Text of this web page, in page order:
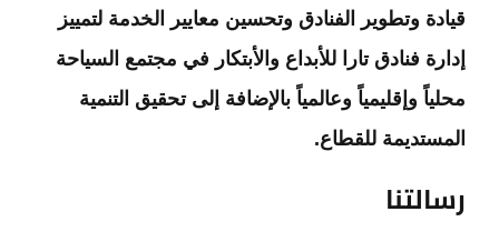
قيادة وتطوير الفنادق وتحسين معايير الخدمة لتمييز
إدارة فنادق تارا للأبداع والأبتكار في مجتمع السياحة
محلياً وإقليمياً وعالمياً بالإضافة إلى تحقيق التنمية
المستديمة للقطاع.
رسالتنا